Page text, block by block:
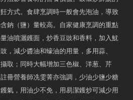
方式。食肆烹調時一般會先泡油，導致
鈉（鹽）量較高。自家健康烹調的重點
油噴灑鑊面，炒香豆豉和香料，加入魷
，減少醬油和蠔油的用量，多用蒜、
取；同時大幅增加三色椒、洋葱、芹
冊營養師冼雯菁亦強調，少油少鹽少糖
氣，用油少不免，用易潔鑊炒可減少用